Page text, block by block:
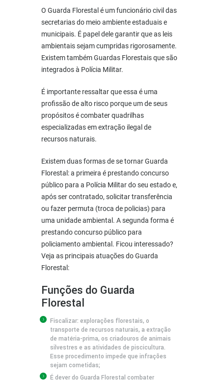
O Guarda Florestal é um funcionário civil das
secretarias do meio ambiente estaduais e
municipais. É papel dele garantir que as leis
ambientais sejam cumpridas rigorosamente.
Existem também Guardas Florestais que são
integrados à Polícia Militar.
É importante ressaltar que essa é uma
profissão de alto risco porque um de seus
propósitos é combater quadrilhas
especializadas em extração ilegal de
recursos naturais.
Existem duas formas de se tornar Guarda
Florestal: a primeira é prestando concurso
público para a Polícia Militar do seu estado e,
após ser contratado, solicitar transferência
ou fazer permuta (troca de policias) para
uma unidade ambiental. A segunda forma é
prestando concurso público para
policiamento ambiental. Ficou interessado?
Veja as principais atuações do Guarda
Florestal:
Funções do Guarda
Florestal
Fiscalizar: explorações florestais, o
transporte de recursos naturais, a extração
de matéria-prima, os criadouros de animais
silvestres e as atividades de piscicultura.
Esse procedimento impede que infrações
sejam cometidas;
É dever do Guarda Florestal combater